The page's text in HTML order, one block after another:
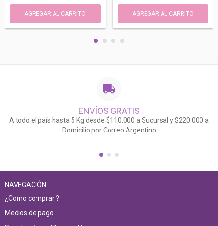
ENVÍOS GRATIS
A todo el país hasta 5 Kg desde $110.000 a Sucursal y $220.000 a
Domicilio por Correo Argentino
NAVEGACIÓN
¿Como comprar ?
Medios de pago